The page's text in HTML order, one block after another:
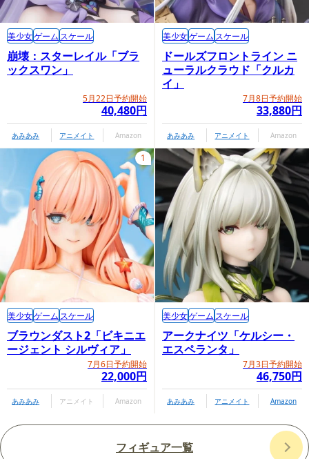
崩壊：スターレイル「ブラ
ックスワン」
5月22日予約開始
40,480円
美少女ゲーム スケール
あみあみ アニメイト Amazon
ドールズフロントライン ニ
ューラルクラウド「クルカ
イ」
7月8日予約開始
33,880円
美少女ゲーム スケール
あみあみ アニメイト Amazon
ブラウンダスト2「ビキニエ
ージェント シルヴィア」
7月6日予約開始
22,000円
1
美少女ゲーム スケール
あみあみ アニメイト Amazon
アークナイツ「ケルシー・
エスペランタ」
7月3日予約開始
46,750円
美少女ゲーム スケール
あみあみ アニメイト Amazon
フィギュア一覧